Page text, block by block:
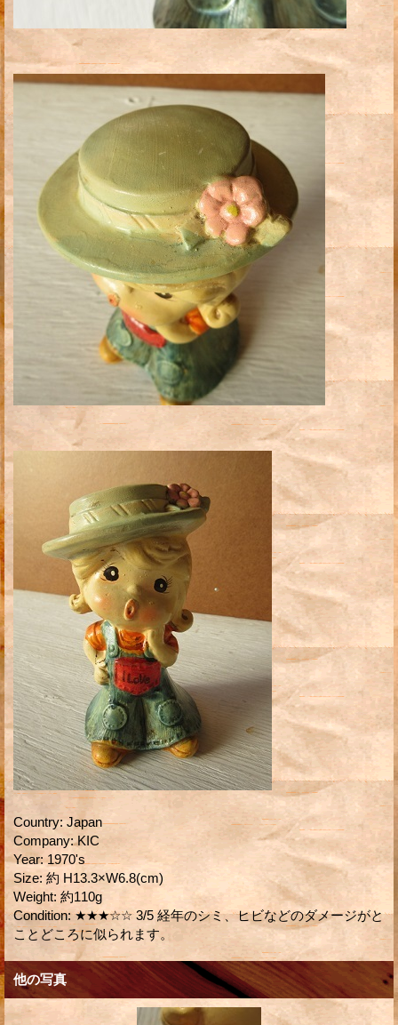
Country: Japan
Company: KIC
Year: 1970's
Size: 約 H13.3×W6.8(cm)
Weight: 約110g
Condition: ★★★☆☆ 3/5 経年のシミ、ヒビなどのダメージがと
ことどころに似られます。
他の写真